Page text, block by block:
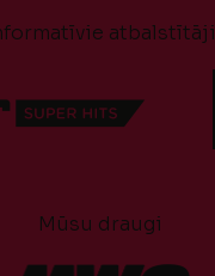
atbalstītāji
Mūsu draugi